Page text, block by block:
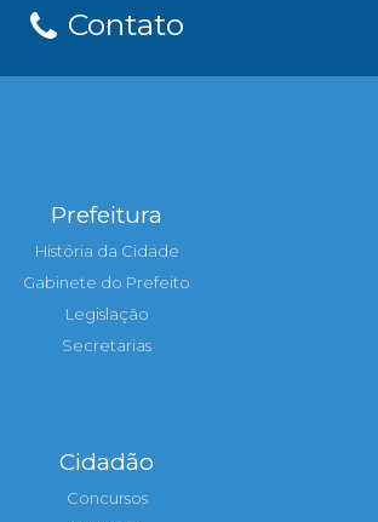
Contato
Prefeitura
História da Cidade
Gabinete do Prefeito
Legislação
Secretarias
Cidadão
Concursos